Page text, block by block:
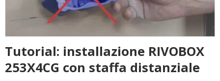
Tutorial: installazione RIVOBOX
253X4CG con staffa distanziale